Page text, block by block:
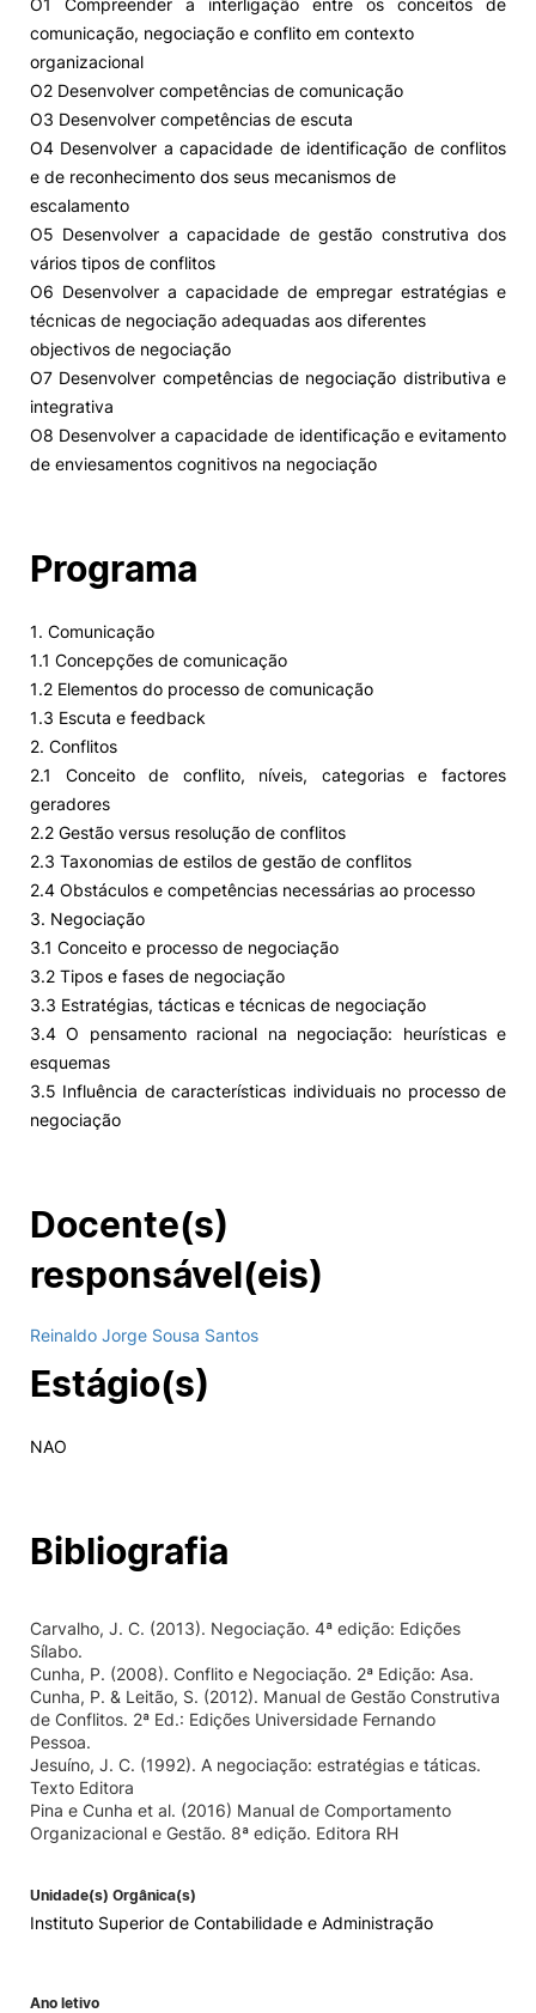
Alumni
Projetos PRR
Magazine
Eventos
Europeia Política de Privacidade e Cookies
O1 Compreender a interligação entre os conceitos de
comunicação, negociação e conflito em contexto
organizacional
O2 Desenvolver competências de comunicação
O3 Desenvolver competências de escuta
O4 Desenvolver a capacidade de identificação de conflitos
e de reconhecimento dos seus mecanismos de
escalamento
O5 Desenvolver a capacidade de gestão construtiva dos
vários tipos de conflitos
O6 Desenvolver a capacidade de empregar estratégias e
técnicas de negociação adequadas aos diferentes
objectivos de negociação
O7 Desenvolver competências de negociação distributiva e
integrativa
O8 Desenvolver a capacidade de identificação e evitamento
de enviesamentos cognitivos na negociação
Programa
1. Comunicação
1.1 Concepções de comunicação
1.2 Elementos do processo de comunicação
1.3 Escuta e feedback
2. Conflitos
2.1 Conceito de conflito, níveis, categorias e factores
geradores
2.2 Gestão versus resolução de conflitos
2.3 Taxonomias de estilos de gestão de conflitos
2.4 Obstáculos e competências necessárias ao processo
3. Negociação
3.1 Conceito e processo de negociação
3.2 Tipos e fases de negociação
3.3 Estratégias, tácticas e técnicas de negociação
3.4 O pensamento racional na negociação: heurísticas e
esquemas
3.5 Influência de características individuais no processo de
negociação
Docente(s)
responsável(eis)
Reinaldo Jorge Sousa Santos
Estágio(s)
NAO
Bibliografia
Carvalho, J. C. (2013). Negociação. 4ª edição: Edições
Sílabo.
Cunha, P. (2008). Conflito e Negociação. 2ª Edição: Asa.
Cunha, P. & Leitão, S. (2012). Manual de Gestão Construtiva
de Conflitos. 2ª Ed.: Edições Universidade Fernando
Pessoa.
Jesuíno, J. C. (1992). A negociação: estratégias e táticas.
Texto Editora
Pina e Cunha et al. (2016) Manual de Comportamento
Organizacional e Gestão. 8ª edição. Editora RH
Unidade(s) Orgânica(s)
Instituto Superior de Contabilidade e Administração
Ano letivo